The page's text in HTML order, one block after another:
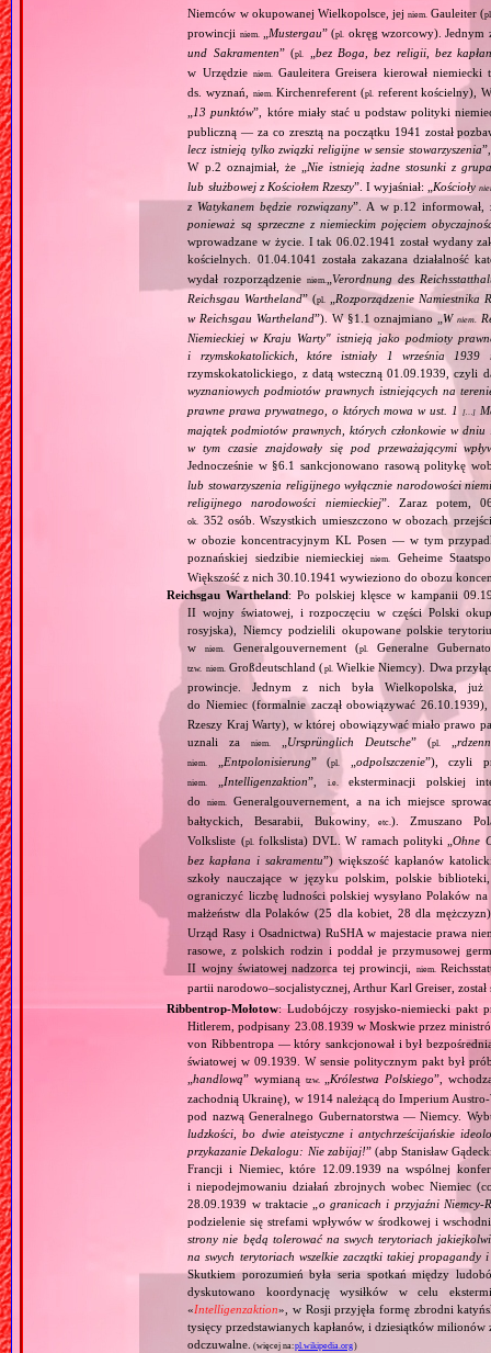
Niemców w okupowanej Wielkopolsce, jejniem. Gauleiter (
prowincji niem. Mustergau” (pl. okręg wzorcowy).
und Sakramenten” (pl.
bez Boga, bez religii, bez
w Urzędzie niem. Gauleitera Greisera kierował
ds. wyznań,
niem. Kirchenreferent (pl. referent kościelny),
13 punktów”, które miały stać u podstaw polityki
publiczną — za co zresztą na początku 1941 został
lecz istnieją tylko związki religijne w sensie stowarzyszenia
W p.2 oznajmiał, że „ Nie istnieją żadne stosunki z
lub służbowej z Kościołem Rzeszy”. I wyjaśniał: „ Kościoły
z Watykanem będzie rozwiązany”. A w p.12 informował,
ponieważ są sprzeczne z niemieckim pojęciem
wprowadzane w życie. I tak 06.02.1941 został wydany
kościelnych. 01.04.1041 została zakazana działalność
wydał rozporządzenieniem. „Verordnung des
Reichsgau Wartheland” (pl.
Rozporządzenie Namiestnika
w Reichsgau Wartheland”). W §1.1 oznajmiano „ W niem.
Niemieckiej w Kraju Warty" istnieją jako podmioty
i rzymskokatolickich, które istniały 1 września
rzymskokatolickiego, z datą wsteczną 01.09.1939, czyli
wyznaniowych podmiotów prawnych istniejących na
prawne prawa prywatnego, o których mowa w ust. 1
[…]
majątek podmiotów prawnych, których członkowie w
w tym czasie znajdowały się pod przeważającymi
Jednocześnie w §6.1 sankcjonowano rasową politykę
lub stowarzyszenia religijnego wyłącznie narodowości
religijnego narodowości niemieckiej”. Zaraz potem,
ok. 352 osób. Wszystkich umieszczono w obozach
w obozie koncentracyjnym KL Posen — w tym
poznańskiej siedzibie niemieckiejniem.
Geheime
Większość z nich 30.10.1941 wywieziono do obozu
Reichsgau Wartheland : Po polskiej klęsce w kampanii
II wojny światowej, i rozpoczęciu w części Polski
rosyjska), Niemcy podzielili okupowane polskie
wniem. Generalgouvernement (pl. Generalne
tzw. niem. Großdeutschland (pl. Wielkie Niemcy). Dwa
prowincje. Jednym z nich była Wielkopolska, już
do Niemiec (formalnie zaczął obowiązywać
Rzeszy Kraj Warty), w której obowiązywać miało prawo
uznali zaniem. Ursprünglich Deutsche” (pl.
niem. Entpolonisierung” (pl. odpolszczenie”), czyli
niem. Intelligenzaktion”, i.e.
eksterminacji polskiej
doniem.
Generalgouvernement, a na ich miejsce
bałtyckich, Besarabii, Bukowiny, etc.). Zmuszano
Volksliste (pl. folkslista) DVL. W ramach polityki „Ohne
bez kapłana i sakramentu”) większość kapłanów
szkoły nauczające w języku polskim, polskie
ograniczyć liczbę ludności polskiej wysyłano Polaków
małżeństw dla Polaków (25 dla kobiet, 28 dla
Urząd Rasy i Osadnictwa) RuSHA w majestacie prawa
rasowe, z polskich rodzin i poddał je przymusowej
II wojny światowej nadzorca tej prowincji,
niem.
partii narodowo–socjalistycznej, Arthur Karl Greiser, został
Ribbentrop‐Mołotow: Ludobójczy rosyjsko‐niemiecki pakt
Hitlerem, podpisany 23.08.1939 w Moskwie przez
von Ribbentropa — który sankcjonował i był
światowej w 09.1939. W sensie politycznym pakt był
„handlową” wymianą tzw. Królestwa Polskiego”,
zachodnią Ukrainę), w 1914 należącą do Imperium
pod nazwą Generalnego Gubernatorstwa — Niemcy.
ludzkości, bo dwie ateistyczne i antychrześcijańskie
przykazanie Dekalogu: Nie zabijaj!” (abp Stanisław
Francji i Niemiec, które 12.09.1939 na wspólnej
i niepodejmowaniu działań zbrojnych wobec Niemiec
28.09.1939 w traktacie „ o granicach i przyjaźni
podzielenie się strefami wpływów w środkowej i
strony nie będą tolerować na swych terytoriach
na swych terytoriach wszelkie zaczątki takiej
Skutkiem porozumień była seria spotkań między
dyskutowano koordynację wysiłków w celu
«Intelligenzaktion», w Rosji przyjęła formę zbrodni
tysięcy przedstawianych kapłanów, i dziesiątków
odczuwalne. (więcej na:pl.wikipedia.org)